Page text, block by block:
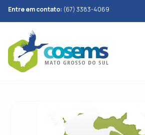
Entre em contato: (67) 3383-4069